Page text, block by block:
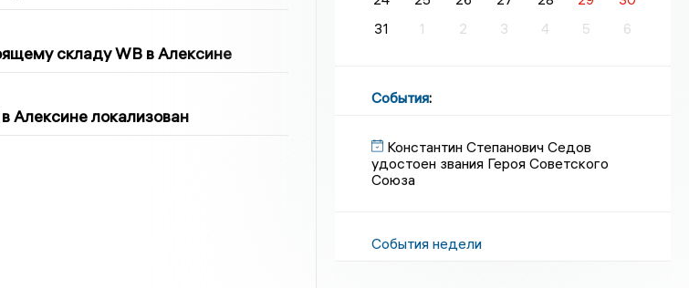
складу WB в Алексине
Алексине локализован
31
1 2 3 4 5 6
События:
Константин Степанович Седов
удостоен звания Героя Советского
Союза
События недели